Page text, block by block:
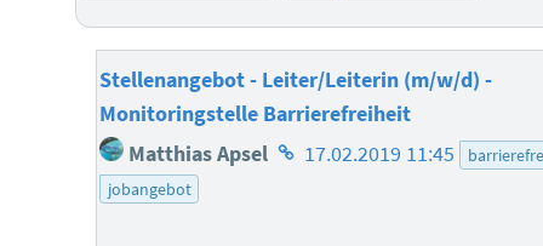
Stellenangebot - Leiter/Leiterin (m/w/d) -
Monitoringstelle Barrierefreiheit
Matthias Apsel Homepage
17.02.2019 11:45
jobangebot